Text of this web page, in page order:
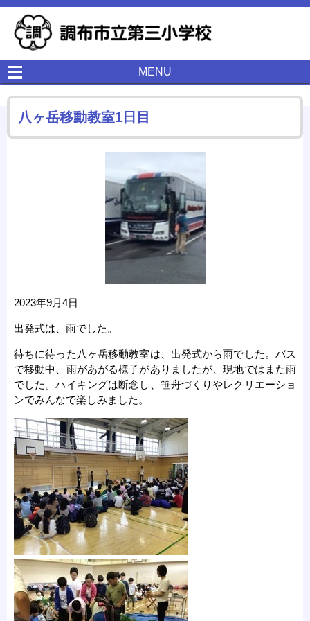
MENU
八ヶ岳移動教室1日目
2023年9月4日
出発式は、雨でした。
待ちに待った八ヶ岳移動教室は、出発式から雨でした。バス
で移動中、雨があがる様子がありましたが、現地ではまた雨
でした。ハイキングは断念し、笹舟づくりやレクリエーショ
ンでみんなで楽しみました。